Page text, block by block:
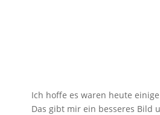
Ich hoffe es waren heute
Das gibt mir ein besseres Bild